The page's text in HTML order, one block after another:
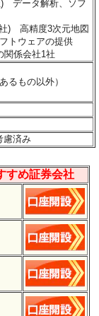
データ解析、ソフ
) 高精度3次元地図
トウェアの提供
関係会社1社
るもの以外）
慮済み
すめ証券会社